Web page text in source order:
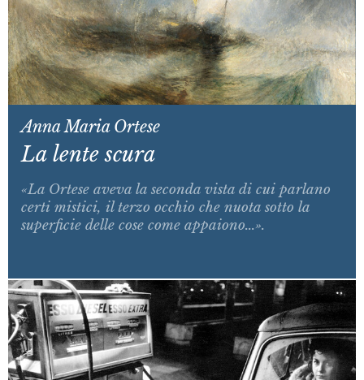
Anna Maria Ortese
La lente scura
«La Ortese aveva la seconda vista di cui parlano
certi mistici, il terzo occhio che nuota sotto la
superficie delle cose come appaiono...».